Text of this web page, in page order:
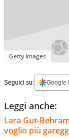
Getty Images
Seguici su: Google
Leggi anche:
Lara Gut-
voglio più